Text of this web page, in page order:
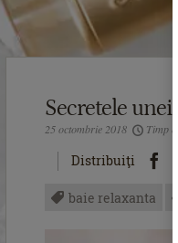
Secretele unei
25 octombrie 2018 Timp
Distribuiţi
baie relaxanta